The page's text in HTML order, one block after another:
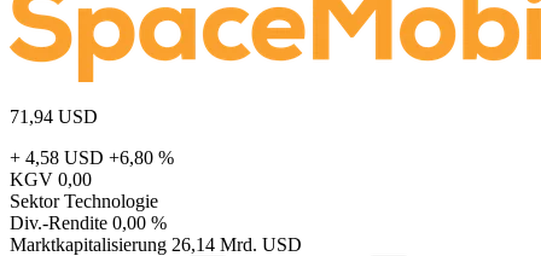
71,94 USD
+ 4,58 USD +6,80 %
KGV 0,00
Sektor Technologie
Div.-Rendite 0,00 %
Marktkapitalisierung 26,14 Mrd. USD